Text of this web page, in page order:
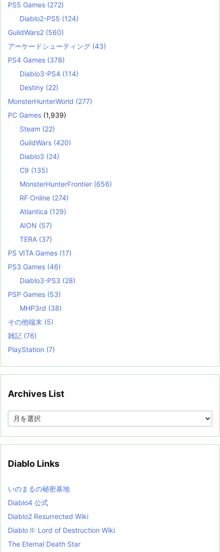
PS5 Games (272)
Diablo2-PS5 (124)
GuildWars2 (560)
アーケードシューティング (43)
PS4 Games (378)
Diablo3-PS4 (114)
Destiny (22)
MonsterHunterWorld (277)
PC Games (1,939)
Steam (22)
GuildWars (420)
Diablo3 (24)
C9 (135)
MonsterHunterFrontier (656)
RF Online (274)
Atlantica (129)
AION (57)
TERA (37)
PS VITA Games (17)
PS3 Games (46)
Diablo3-PS3 (28)
PSP Games (53)
MHP3rd (38)
その他端末 (5)
雑記 (76)
PlayStation (7)
Archives List
e
i
s
t
Diablo Links
いのまるの秘密基地
Diablo4 公式
Diablo2 Resurrected Wiki
Diablo II: Lord of Destruction Wiki
The Eternal Death Star